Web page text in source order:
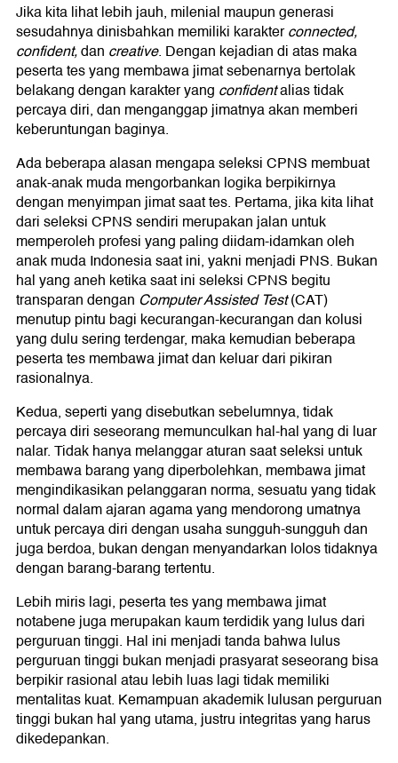
Jika kita lihat lebih jauh, milenial maupun generasi
sesudahnya dinisbahkan memiliki karakterconnected,
confident,dan creative. Dengan kejadian di atas maka
peserta tes yang membawa jimat sebenarnya bertolak
belakang dengan karakter yang confidentalias tidak
percaya diri, dan menganggap jimatnya akan memberi
keberuntungan baginya.
Ada beberapa alasan mengapa seleksi CPNS membuat
anak-anak muda mengorbankan logika berpikirnya
dengan menyimpan jimat saat tes. Pertama, jika kita lihat
dari seleksi CPNS sendiri merupakan jalan untuk
memperoleh profesi yang paling diidam-idamkan oleh
anak muda Indonesia saat ini, yakni menjadi PNS. Bukan
hal yang aneh ketika saat ini seleksi CPNS begitu
transparan dengan Computer Assisted Test(CAT)
menutup pintu bagi kecurangan-kecurangan dan kolusi
yang dulu sering terdengar, maka kemudian beberapa
peserta tes membawa jimat dan keluar dari pikiran
rasionalnya.
Kedua, seperti yang disebutkan sebelumnya, tidak
percaya diri seseorang memunculkan hal-hal yang di luar
nalar. Tidak hanya melanggar aturan saat seleksi untuk
membawa barang yang diperbolehkan, membawa jimat
mengindikasikan pelanggaran norma, sesuatu yang tidak
normal dalam ajaran agama yang mendorong umatnya
untuk percaya diri dengan usaha sungguh-sungguh dan
juga berdoa, bukan dengan menyandarkan lolos tidaknya
dengan barang-barang tertentu.
Lebih miris lagi, peserta tes yang membawa jimat
notabene juga merupakan kaum terdidik yang lulus dari
perguruan tinggi. Hal ini menjadi tanda bahwa lulus
perguruan tinggi bukan menjadi prasyarat seseorang bisa
berpikir rasional atau lebih luas lagi tidak memiliki
mentalitas kuat. Kemampuan akademik lulusan perguruan
tinggi bukan hal yang utama, justru integritas yang harus
dikedepankan.